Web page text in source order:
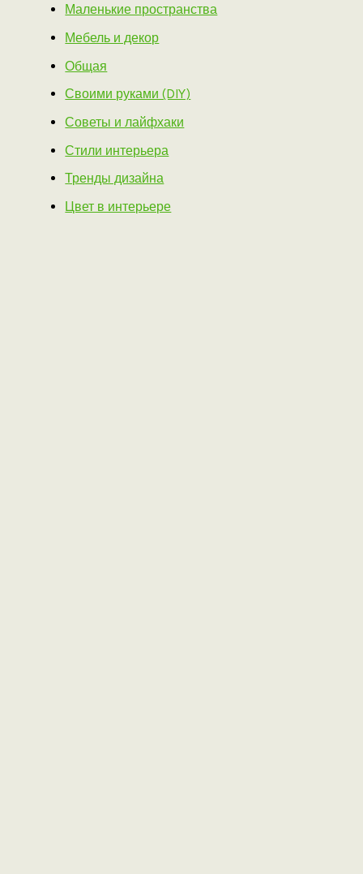
Маленькие пространства
Мебель и декор
Общая
Своими руками (DIY)
Советы и лайфхаки
Стили интерьера
Тренды дизайна
Цвет в интерьере